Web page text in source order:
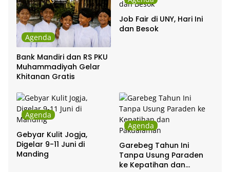
Agenda
Bank Mandiri dan RS PKU
Muhammadiyah Gelar
Khitanan Gratis
Job Fair di UNY, Hari Ini
dan Besok
Agenda
Gebyar Kulit Jogja,
Digelar 9-11 Juni di
Manding
Agenda
Garebeg Tahun Ini
Tanpa Usung Paraden
ke Kepatihan dan